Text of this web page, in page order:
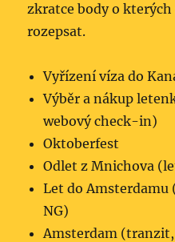
zkratce body o
rozepsat.
Vyřízení víza do
Výběr a nákup
webový check-in)
Oktoberfest
Odlet z Mnichova
Let do Amsterdamu
NG)
Amsterdam